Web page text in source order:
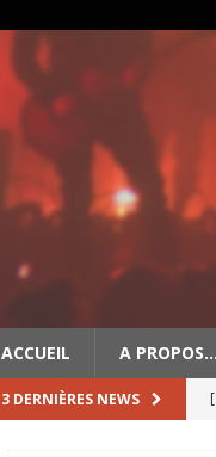
ACCUEIL A PROPOS…
3 DERNIÈRES NEWS